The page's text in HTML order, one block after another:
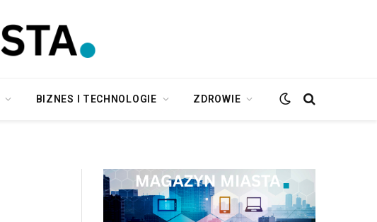
BIZNES I TECHNOLOGIE ZDROWIE